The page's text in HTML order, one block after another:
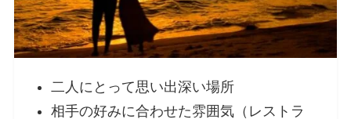
二人にとって思い出深い場所
相手の好みに合わせた雰囲気（レストラ